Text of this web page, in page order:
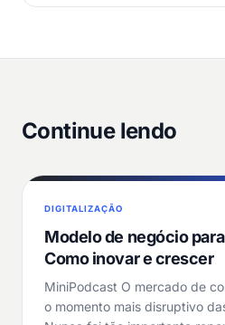
Continue lendo
DIGITALIZAÇÃO
Modelo de negócio
Como inovar e crescer
MiniPodcast O mercado de
o momento mais disruptivo